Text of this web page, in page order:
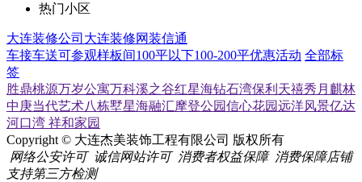
热门小区
大连装修公司 大连装修网装信通
车接车送可参观样板间100平以下100-200平优惠活动 全部标
签
胜鼎桃源万岁公寓万科溪之谷红星海钻石湾保利天禧秀月麒林
中庚当代艺术八栋墅星海融汇摩登公园信心花园远洋风景亿达
河口湾 祥和家园
Copyright © 大连杰美装饰工程有限公司 版权所有
网络公安许可 诚信网站许可 消费者权益保障 消费保障店铺
支持第三方检测